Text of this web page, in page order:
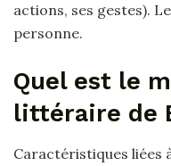
actions, ses gestes).
personne.
Quel est le
littéraire de
Caractéristiques liées